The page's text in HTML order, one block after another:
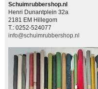
Schuimrubbershop.nl
Henri Dunantplein 32a
2181 EM Hillegom
T.: 0252-524077
info@schuimrubbershop.nl